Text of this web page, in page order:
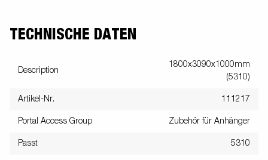
TECHNISCHE DATEN
Description
1800x3090x1000mm
(5310)
Artikel-Nr. 111217
Portal Access Group Zubehör für Anhänger
Passt 5310